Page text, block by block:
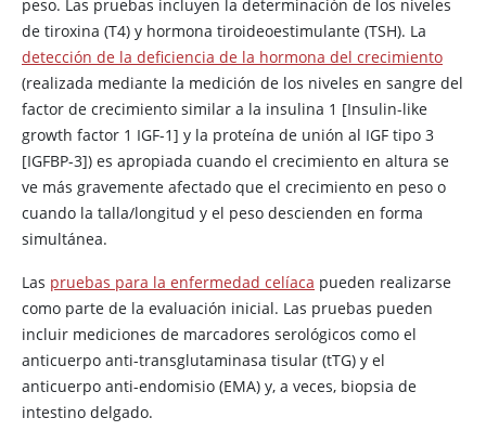
peso. Las pruebas incluyen la determinación de los niveles
de tiroxina (T4) y hormona tiroideoestimulante (TSH). La
detección de la deficiencia de la hormona del crecimiento
(realizada mediante la medición de los niveles en sangre del
factor de crecimiento similar a la insulina 1 [Insulin-like
growth factor 1 IGF-1] y la proteína de unión al IGF tipo 3
[IGFBP-3]) es apropiada cuando el crecimiento en altura se
ve más gravemente afectado que el crecimiento en peso o
cuando la talla/longitud y el peso descienden en forma
simultánea.
Las pruebas para la enfermedad celíaca pueden realizarse
como parte de la evaluación inicial. Las pruebas pueden
incluir mediciones de marcadores serológicos como el
anticuerpo anti-transglutaminasa tisular (tTG) y el
anticuerpo anti-endomisio (EMA) y, a veces, biopsia de
intestino delgado.